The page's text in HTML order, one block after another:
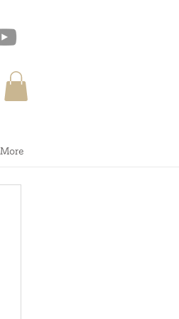
More